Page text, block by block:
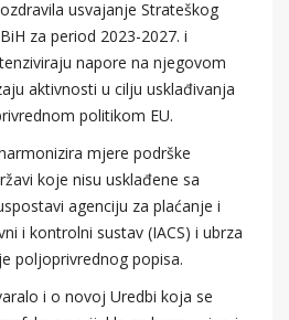
usvajanje Strateškog
za period 2023-2027. i
napore na njegovom
aktivnosti u cilju usklađivanja
politikom EU.
mjere podrške
koje nisu usklađene sa
agenciju za plaćanje i
i kontrolni sustav (IACS) i ubrza
poljoprivrednog popisa.
i o novoj Uredbi koja se